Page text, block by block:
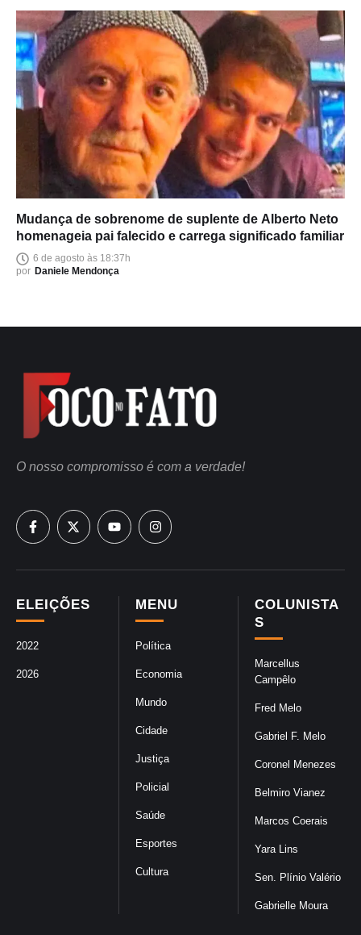
Mudança de sobrenome de suplente de Alberto Neto
homenageia pai falecido e carrega significado familiar
6 de agosto às 18:37h
por Daniele Mendonça
COLUNISTA
S
Marcellus
Campêlo
Fred Melo
Gabriel F. Melo
Coronel Menezes
Belmiro Vianez
Marcos Coerais
Yara Lins
Sen. Plínio Valério
Gabrielle Moura
MENU
Política
Economia
Mundo
Cidade
Justiça
Policial
Saúde
Esportes
Cultura
ELEIÇÕES
2022
2026
O nosso compromisso é com a verdade!